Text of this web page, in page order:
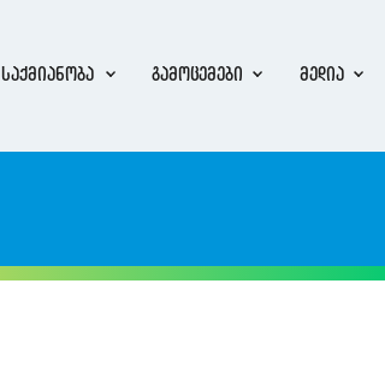
საქმიანობა გამოცემები მედია